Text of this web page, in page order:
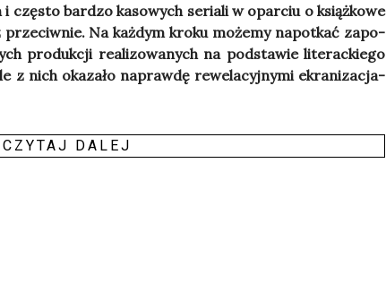
bar­dzo kaso­wych seria­li w opar­ciu o książ­ko­we
prze­ciw­nie. Na każ­dym kro­ku może­my napo­tkać zapo­
pro­duk­cji reali­zo­wa­nych na pod­sta­wie lite­rac­kie­go
z nich oka­za­ło napraw­dę rewe­la­cyj­ny­mi ekra­ni­za­cja­
CZY­TAJ DALEJ